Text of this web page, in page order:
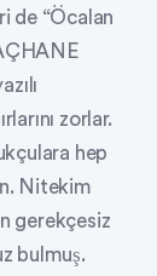
de “Öcalan
zorlar.
hep
Nitekim
gerekçesiz
bulmuş.